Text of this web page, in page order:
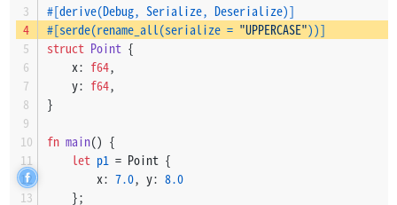
#[derive(Debug, Serialize, Deserialize)]
#[serde(rename_all(serialize = "UPPERCASE"))]
struct Point {
    x:
f64,
    y:
f64,
}
fn main() {
let p1 = Point {
        x:
7.0, y: 8.0
    };